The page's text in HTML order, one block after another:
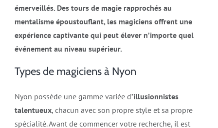
émerveillés. Des tours de magie rapprochés au
mentalisme époustouflant, les magiciens offrent une
expérience captivante qui peut élever n’importe quel
événement au niveau supérieur.
Types de magiciens à Nyon
Nyon possède une gamme variée d’illusionnistes
talentueux, chacun avec son propre style et sa propre
spécialité. Avant de commencer votre recherche, il est